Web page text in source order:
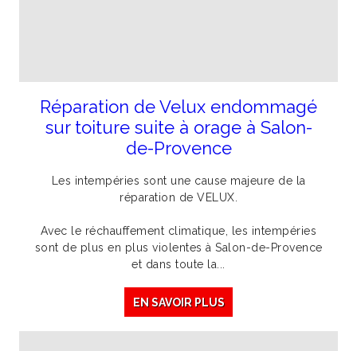
Réparation de Velux endommagé
sur toiture suite à orage à Salon-
de-Provence
Les intempéries sont une cause majeure de la
réparation de VELUX.
Avec le réchauffement climatique, les intempéries
sont de plus en plus violentes à Salon-de-Provence
et dans toute la...
EN SAVOIR PLUS